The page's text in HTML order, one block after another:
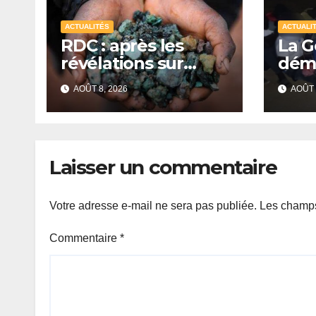
ACTUALITÉS
RDC : après les
révélations sur
l’uranium dans les
exportations de
cobalt, Kinshasa
vérification
AOÛT 8, 2026
La
Laisser un commentaire
Votre adresse e-mail ne sera pas publiée. Les
Commentaire *